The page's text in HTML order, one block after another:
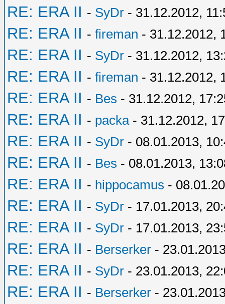
RE: ERA II - SyDr - 31.12.2012,
RE: ERA II - fireman - 31.12.2012,
RE: ERA II - SyDr - 31.12.2012,
RE: ERA II - fireman - 31.12.2012,
RE: ERA II - Bes - 31.12.2012,
RE: ERA II - packa- 31.12.2012,
RE: ERA II - SyDr - 08.01.2013,
RE: ERA II - Bes - 08.01.2013,
RE: ERA II - hippocamus -
RE: ERA II - SyDr - 17.01.2013,
RE: ERA II - SyDr - 17.01.2013,
RE: ERA II - Berserker -
RE: ERA II - SyDr - 23.01.2013,
RE: ERA II - Berserker -